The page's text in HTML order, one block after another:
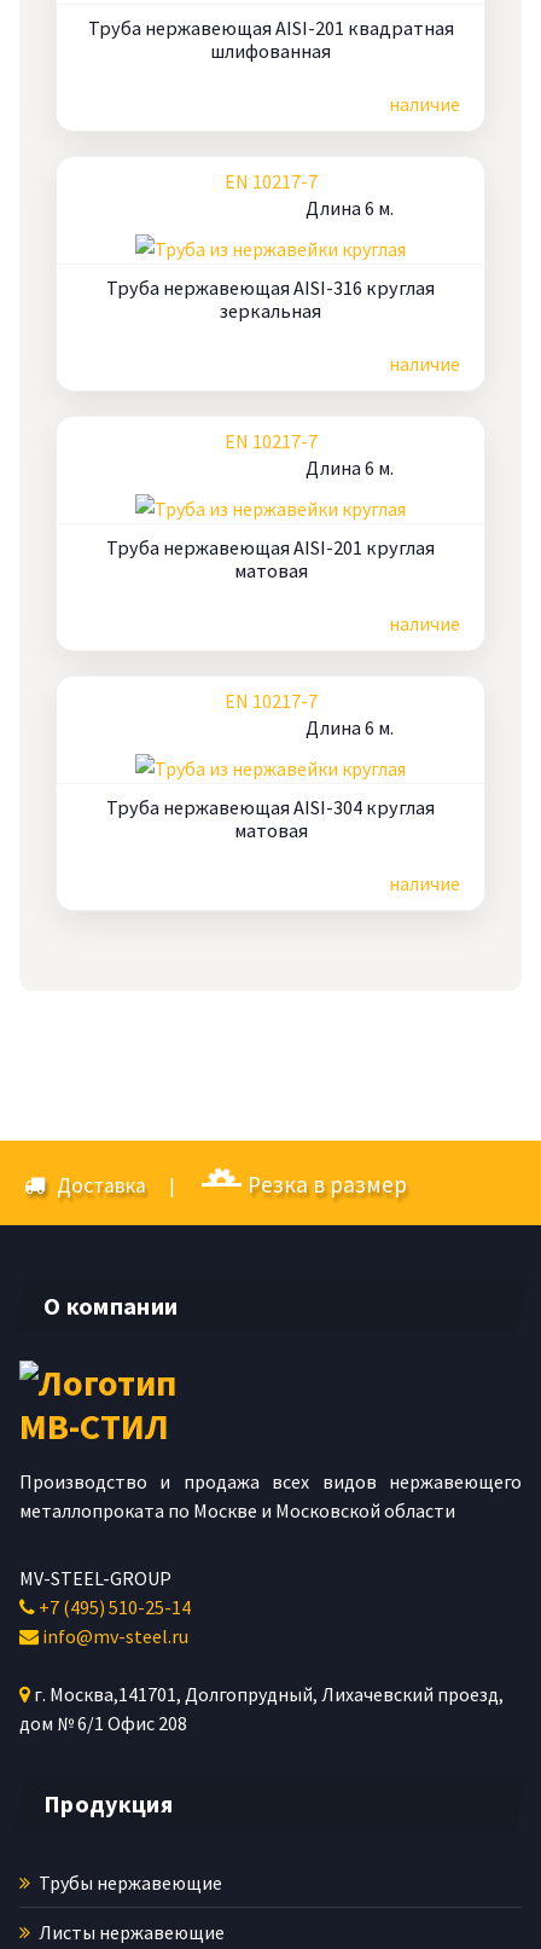
Труба нержавеющая AISI-201 квадратная
шлифованная
наличие
EN 10217-7
Длина 6 м.
Труба нержавеющая AISI-316 круглая
зеркальная
наличие
EN 10217-7
Длина 6 м.
Труба нержавеющая AISI-201 круглая
матовая
наличие
EN 10217-7
Длина 6 м.
Труба нержавеющая AISI-304 круглая
матовая
наличие
Доставка| Резка в размер
О компании
Производство и продажа всех видов нержавеющего
металлопроката по Москве и Московской области
MV-STEEL-GROUP
+7 (495) 510-25-14
info@mv-steel.ru
г. Москва,141701, Долгопрудный, Лихачевский проезд,
дом № 6/1 Офис 208
Продукция
Трубы нержавеющие
Листы нержавеющие